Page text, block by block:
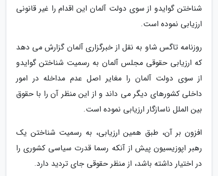
شناختن گوایدو از سوی دولت آلمان این اقدام را غیر قانونی
ارزیابی نموده است.
روزنامه تاگس شاو به نقل از خبرگزاری آلمان گزارش می دهد
که ارزیابی حقوقی مجلس آلمان به رسمیت شناختن گوایدو
از سوی دولت آلمان را مغایر اصل عدم مداخله در امور
داخلی کشورهای دیگر می داند و از این منظر آن را با حقوق
بین الملل ناسازگار ارزیابی نموده است.
افزون بر آن، طبق همین ارزیابی، به رسمیت شناختن یک
رهبر اپوزیسیون پیش از آنکه رسما قدرت سیاسی کشوری را
در اختیار داشته باشد، از منظر حقوقی جای تردید دارد.